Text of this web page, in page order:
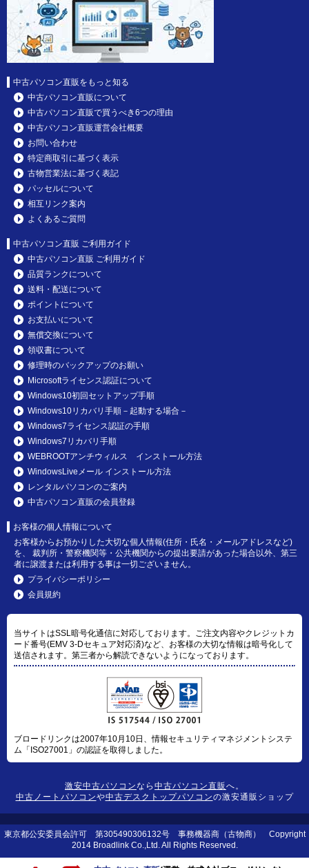
中古パソコン直販をもっと知る
中古パソコン直販について
中古パソコン直販で買うべき6つの理由
中古パソコン直販運営会社概要
お問い合わせ
特定商取引に基づく表示
古物営業法に基づく表記
パッセルについて
相互リンク案内
よくあるご質問
中古パソコン直販 ご利用ガイド
中古パソコン直販 ご利用ガイド
品質ランクについて
送料・配送について
ポイントについて
お支払いについて
無償交換について
領収書について
修理時のバックアップのお願い
Microsoftライセンス認証について
Windows10初回セットアップ手順
Windows10リカバリ手順－起動する場合－
Windows7ライセンス認証の手順
Windows7リカバリ手順
WEBROOTアンチウィルス インストール方法
WindowsLiveメール インストール方法
レンタルパソコンのご案内
中古パソコン直販の会員登録
お客様の個人情報について
お客様からお預かりした大切な個人情報(住所・氏名・メールアドレスなど)
を、 裁判所・警察機関等・公共機関からの提出要請があった場合以外、第三
者に譲渡または利用する事は一切ございません。
プライバシーポリシー
会員規約
当サイトはSSL暗号化通信に対応しております。ご注文内容やクレジットカ
ード番号(EMV 3-Dセキュア対応済)など、お客様の大切な情報は暗号化して
送信されます。第三者から解読できないようになっております。
ブロードリンクは2007年10月10日、情報セキュリティマネジメントシステ
ム「ISO27001」の認証を取得しました。
激安中古パソコンなら 中古パソコン直販へ。
中古ノートパソコンや中古デスクトップパソコンの激安通販ショップ
東京都公安委員会許可 第305490306132号 事務機器商（古物商） Copyright
2014 Broadlink Co.,Ltd. All Rights Reserved.